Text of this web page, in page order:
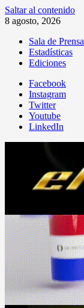
Saltar al contenido
8 agosto, 2026
Sala de Prensa
Estadísticas
Ediciones
Facebook
Instagram
Twitter
Youtube
LinkedIn